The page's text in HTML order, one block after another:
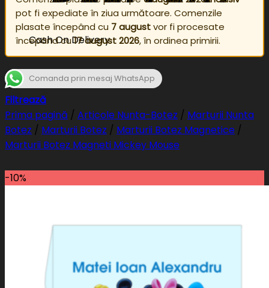
Cash On Delivery
pot fi expediate în ziua următoare. Comenzile
plasate începând cu 7 augustvor fi procesate
începând cu17 august 2026, în ordinea primirii.
Comanda prin mesaj WhatsApp
Filtrează
Prima pagină / Articole Nunta-Botez / Marturii Nunta
Botez / Marturii Botez / Marturii Botez Magnetice /
Marturii Botez Magneti Mickey Mouse
-10%